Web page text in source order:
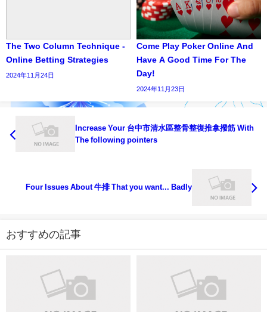
The Two Column Technique -
Online Betting Strategies
2024年11月24日
Come Play Poker Online And
Have A Good Time For The
Day!
2024年11月23日
Increase Your 台中市清水區整骨整復推拿撥筋 With
The following pointers
Four Issues About 牛排 That you want... Badly
おすすめの記事